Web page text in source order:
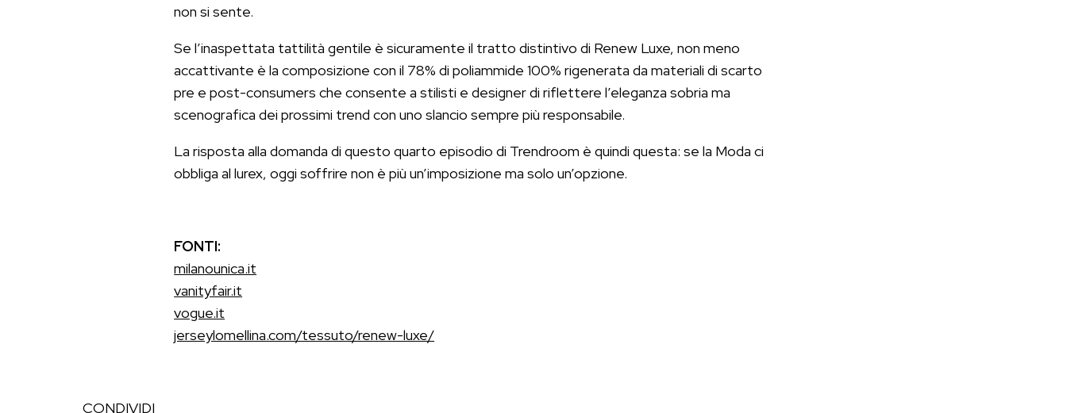
non si sente.
Se l’inaspettata tattilità gentile è sicuramente il tratto distintivo di Renew Luxe, non meno
accattivante è la composizione con il 78% di poliammide 100% rigenerata da materiali di scarto
pre e post-consumers che consente a stilisti e designer di riflettere l’eleganza sobria ma
scenografica dei prossimi trend con uno slancio sempre più responsabile.
La risposta alla domanda di questo quarto episodio di Trendroom è quindi questa: se la Moda ci
obbliga al lurex, oggi soffrire non è più un’imposizione ma solo un’opzione.
FONTI:
milanounica.it
vanityfair.it
vogue.it
jerseylomellina.com/tessuto/renew-luxe/
CONDIVIDI